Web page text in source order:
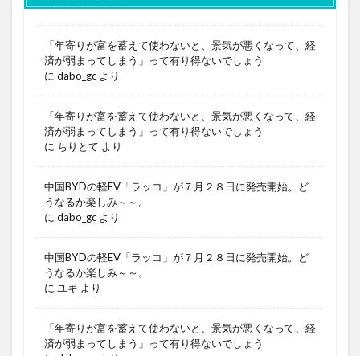
「年寄りが富を蓄えて使わないと、景気が悪くなって、経
済が弱まってしまう」って有り得ないでしょう
に dabo_gc より
「年寄りが富を蓄えて使わないと、景気が悪くなって、経
済が弱まってしまう」って有り得ないでしょう
に ちりとて より
中国BYDの軽EV「ラッコ」が７月２８日に発売開始。ど
うなるか楽しみ～～。
に dabo_gc より
中国BYDの軽EV「ラッコ」が７月２８日に発売開始。ど
うなるか楽しみ～～。
に ユキ より
「年寄りが富を蓄えて使わないと、景気が悪くなって、経
済が弱まってしまう」って有り得ないでしょう